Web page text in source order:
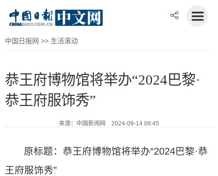
中国日报网 >> 生活滚动
恭王府博物馆将举办“2024巴黎·
恭王府服饰秀”
来源：中国新闻网 2024-09-14 08:45
原标题：恭王府博物馆将举办“2024巴黎·恭
王府服饰秀”